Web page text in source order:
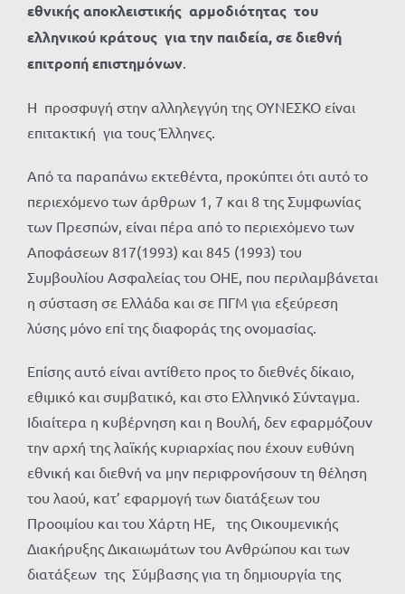
εθνικής αποκλειστικής αρμοδιότητας του
ελληνικού κράτους για την παιδεία, σε διεθνή
επιτροπή επιστημόνων.
Η προσφυγή στην αλληλεγγύη της ΟΥΝΕΣΚΟ είναι
επιτακτική για τους Έλληνες.
Από τα παραπάνω εκτεθέντα, προκύπτει ότι αυτό το
περιεχόμενο των άρθρων 1, 7 και 8 της Συμφωνίας
των Πρεσπών, είναι πέρα από το περιεχόμενο των
Αποφάσεων 817(1993) και 845 (1993) του
Συμβουλίου Ασφαλείας του ΟΗΕ, που περιλαμβάνεται
η σύσταση σε Ελλάδα και σε ΠΓΜ για εξεύρεση
λύσης μόνο επί της διαφοράς της ονομασίας.
Επίσης αυτό είναι αντίθετο προς το διεθνές δίκαιο,
εθιμικό και συμβατικό, και στο Ελληνικό Σύνταγμα.
Ιδιαίτερα η κυβέρνηση και η Βουλή, δεν εφαρμόζουν
την αρχή της λαϊκής κυριαρχίας που έχουν ευθύνη
εθνική και διεθνή να μην περιφρονήσουν τη θέληση
του λαού, κατ’ εφαρμογή των διατάξεων του
Προοιμίου και του Χάρτη ΗΕ, της Οικουμενικής
Διακήρυξης Δικαιωμάτων του Ανθρώπου και των
διατάξεων της Σύμβασης για τη δημιουργία της